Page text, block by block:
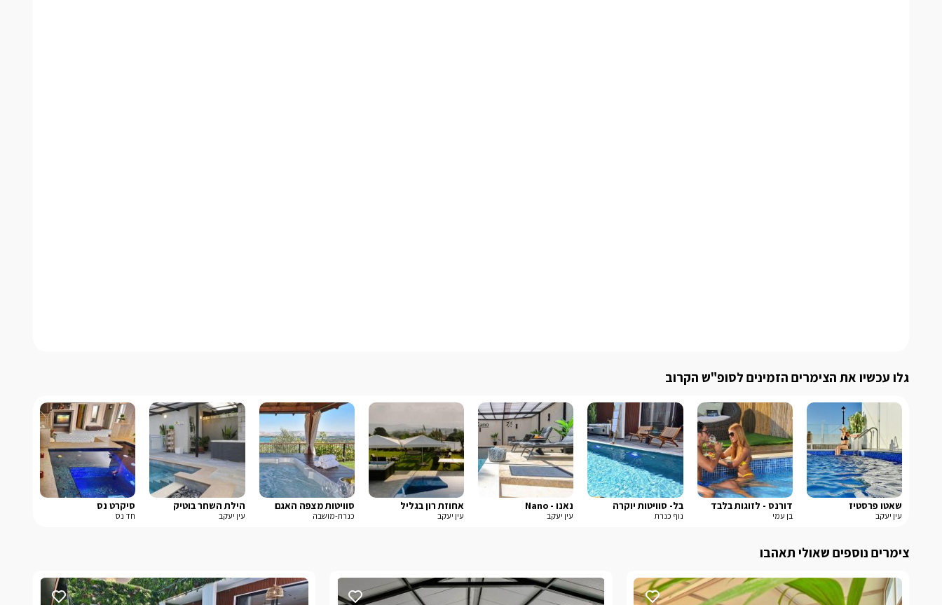
גלו עכשיו את הצימרים הזמינים לסופ"ש הקרוב
שאטו פרסטיז
עין יעקב
דורנס - לזוגות בלבד
בן עמי
בל- סוויטות יוקרה
נוף כנרת
נאנו - Nano
עין יעקב
אחוזת רון בגליל
עין יעקב
סוויטות מצפה האגם
כנרת-מושבה
הילת השחר בוטיק
עין יעקב
סיקרט נס
חד נס
צימרים נוספים שאולי תאהבו